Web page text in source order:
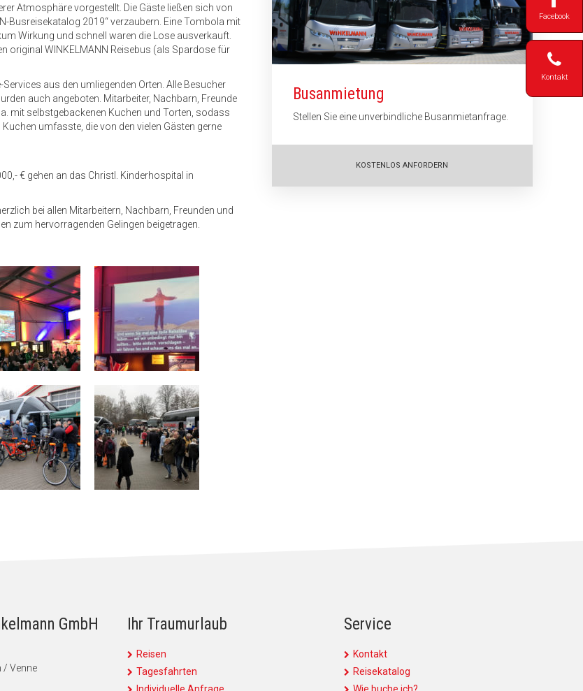
Facebook
Kontakt
Atmosphäre vorgestellt. Die Gäste ließen sich von
Busreisekatalog 2019“ verzaubern. Eine Tombola mit
Wirkung und schnell waren die Lose ausverkauft.
original WINKELMANN Reisebus (als Spardose für
aus den umliegenden Orten. Alle Besucher
auch angeboten. Mitarbeiter, Nachbarn, Freunde
mit selbstgebackenen Kuchen und Torten, sodass
umfasste, die von den vielen Gästen gerne
€ gehen an das Christl. Kinderhospital in
bei allen Mitarbeitern, Nachbarn, Freunden und
zum hervorragenden Gelingen beigetragen.
Busanmietung
Stellen Sie eine unverbindliche Busanmietanfrage.
KOSTENLOS ANFORDERN
GmbH
/ Venne
Ihr Traumurlaub
Reisen
Tagesfahrten
Individuelle Anfrage
Service
Kontakt
Reisekatalog
Wie buche ich?